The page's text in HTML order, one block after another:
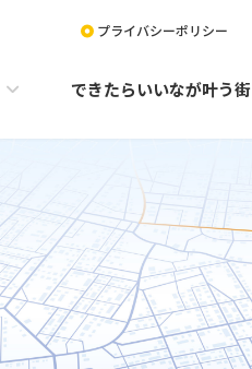
プライバシーポリシー
できたらいいなが叶う街